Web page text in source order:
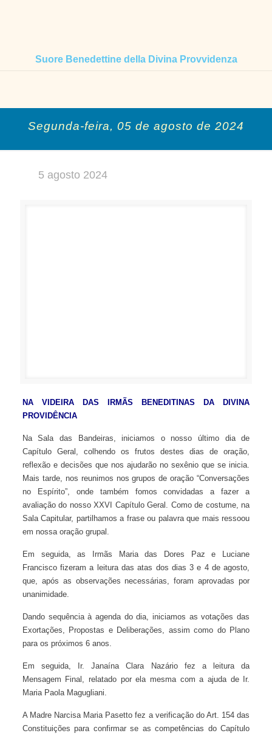
Suore Benedettine della Divina Provvidenza
Segunda-feira, 05 de agosto de 2024
5 agosto 2024
NA VIDEIRA DAS IRMÃS BENEDITINAS DA DIVINA
PROVIDÊNCIA
Na Sala das Bandeiras, iniciamos o nosso último dia de
Capítulo Geral, colhendo os frutos destes dias de oração,
reflexão e decisões que nos ajudarão no sexênio que se
inicia. Mais tarde, nos reunimos nos grupos de oração
“Conversações no Espírito”, onde também fomos convidadas
a fazer a avaliação do nosso XXVI Capítulo Geral. Como de
costume, na Sala Capitular, partilhamos a frase ou palavra
que mais ressoou em nossa oração grupal.
Em seguida, as Irmãs Maria das Dores Paz e Luciane
Francisco fizeram a leitura das atas dos dias 3 e 4 de agosto,
que, após as observações necessárias, foram aprovadas
por unanimidade.
Dando sequência à agenda do dia, iniciamos as votações
das Exortações, Propostas e Deliberações, assim como do
Plano para os próximos 6 anos.
Em seguida, Ir. Janaína Clara Nazário fez a leitura da
Mensagem Final, relatado por ela mesma com a ajuda de Ir.
Maria Paola Magugliani.
A Madre Narcisa Maria Pasetto fez a verificação do Art. 154
das Constituições para confirmar se as competências do